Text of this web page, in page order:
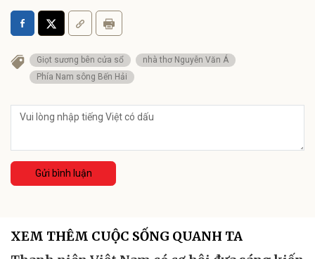
Giọt sương bên cửa sổ
nhà thơ Nguyễn Văn Á
Phía Nam sông Bến Hải
Gửi bình luận
XEM THÊM CUỘC SỐNG QUANH TA